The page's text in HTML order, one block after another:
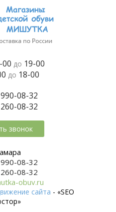
00 до 19-00
до 18-00
990-08-32
260-08-32
звонок
990-08-32
260-08-32
obuv.ru
сайта - «SEO